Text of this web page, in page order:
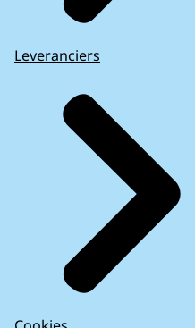
Leveranciers